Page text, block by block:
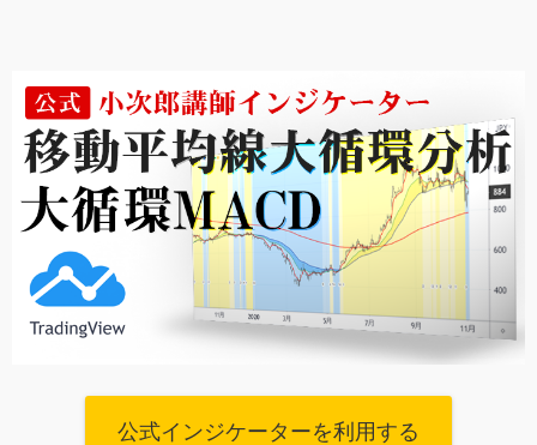
公式インジケーターを利用する